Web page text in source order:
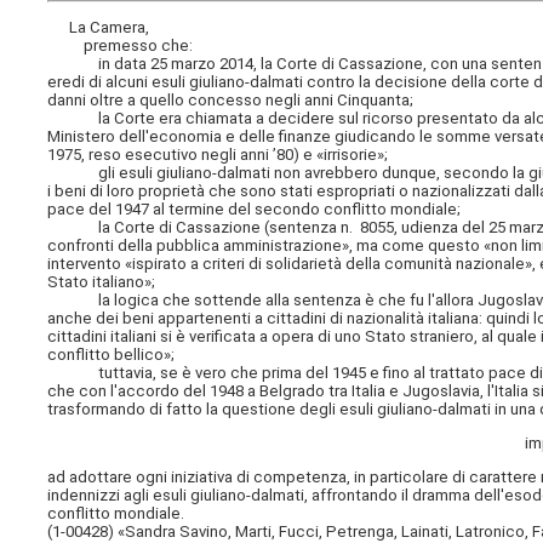
La Camera,
premesso che:
in data 25 marzo 2014, la Corte di Cassazione, con una
eredi di alcuni esuli giuliano-dalmati contro la decisione della
danni oltre a quello concesso negli anni Cinquanta;
la Corte era chiamata a decidere sul ricorso presentato da
Ministero dell'economia e delle finanze giudicando le somme
1975, reso esecutivo negli anni ’80) e «irrisorie»;
gli esuli giuliano-dalmati non avrebbero dunque, secondo la
i beni di loro proprietà che sono stati espropriati o nazionalizzati
pace del 1947 al termine del secondo conflitto mondiale;
la Corte di Cassazione (sentenza n. 8055, udienza del 25
confronti della pubblica amministrazione», ma come questo «non
intervento «ispirato a criteri di solidarietà della comunità
Stato italiano»;
la logica che sottende alla sentenza è che fu l'allora
anche dei beni appartenenti a cittadini di nazionalità italiana: quindi
cittadini italiani si è verificata a opera di uno Stato straniero, al
conflitto bellico»;
tuttavia, se è vero che prima del 1945 e fino al trattato pace di
che con l'accordo del 1948 a Belgrado tra Italia e Jugoslavia, l'Italia
trasformando di fatto la questione degli esuli giuliano-dalmati in
ad adottare ogni iniziativa di competenza, in particolare di
indennizzi agli esuli giuliano-dalmati, affrontando il dramma
conflitto mondiale.
(1-00428) «Sandra Savino, Marti, Fucci, Petrenga, Lainati,